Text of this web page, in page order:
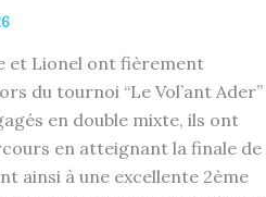
et Lionel ont fièrement
du tournoi “Le Vol’ant Ader”
en double mixte, ils ont
en atteignant la finale de
ainsi à une excellente 2ème